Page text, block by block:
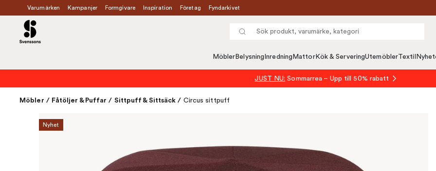
Varumärken Kampanjer Formgivare Inspiration Företag Fyndarkivet
Möbler Belysning Inredning MattorKök & ServeringUtemöblerTextil
JUST NU: Sommarrea – Upp till 50% rabatt
Möbler / Fåtöljer & Puffar / Sittpuff & Sittsäck / Circus sittpuff
Nyhet